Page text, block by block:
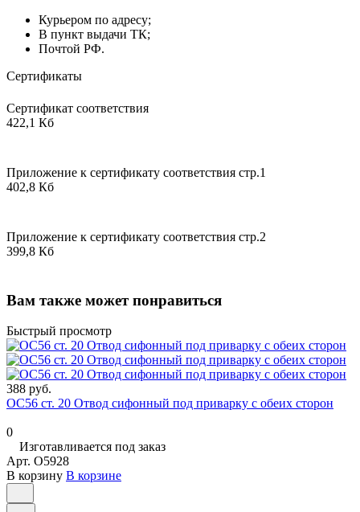
Курьером по адресу;
В пункт выдачи ТК;
Почтой РФ.
Сертификаты
Сертификат соответствия
422,1 Кб
Приложение к сертификату соответствия стр.1
402,8 Кб
Приложение к сертификату соответствия стр.2
399,8 Кб
Вам также может понравиться
Быстрый просмотр
388 руб.
ОС56 ст. 20 Отвод сифонный под приварку с обеих сторон
0
Изготавливается под заказ
Арт. O5928
В корзину В корзине